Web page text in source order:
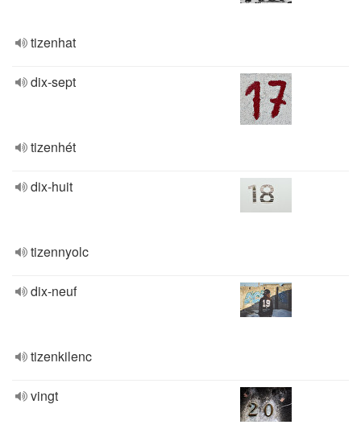
tizenhat
dix-sept
tizenhét
dix-huit
tizennyolc
dix-neuf
tizenkilenc
vingt